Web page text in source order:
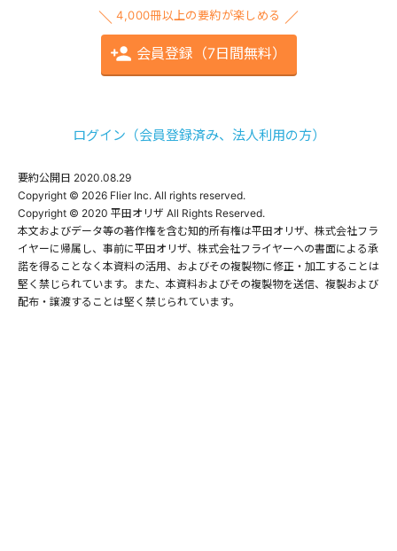
4,000冊以上の要約が楽しめる
会員登録（7日間無料）
ログイン（会員登録済み、法人利用の方）
要約公開日 2020.08.29
Copyright © 2026 Flier Inc. All rights reserved.
Copyright © 2020 平田オリザ All Rights Reserved.
本文およびデータ等の著作権を含む知的所有権は平田オリザ、株式会社フラ
イヤーに帰属し、事前に平田オリザ、株式会社フライヤーへの書面による承
諾を得ることなく本資料の活用、およびその複製物に修正・加工することは
堅く禁じられています。また、本資料およびその複製物を送信、複製および
配布・譲渡することは堅く禁じられています。